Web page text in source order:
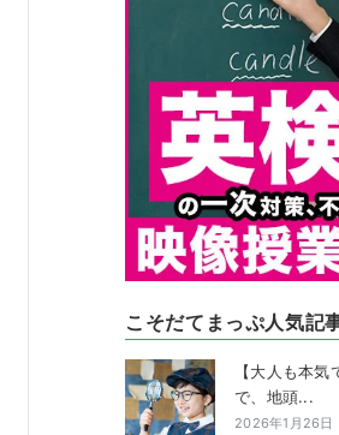
こそだてまっぷ人気記
【大人も本
で、地頭...
2026年1月26日